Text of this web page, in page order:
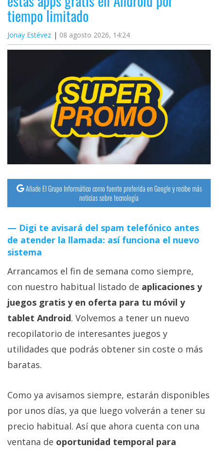
tiempo limitado
Jonay Estévez 08 agosto 2026, 14:24
Añade El Grupo Informático como fuente preferida en Google y recibe más
noticias sobre tecnología
Digi te avisará del spam telefónico antes
de atender la llamada: así funciona el nuevo
sistema
Arrancamos el fin de semana como siempre,
con nuestro habitual listado de aplicaciones y
juegos gratis y en oferta para tu móvil y
tablet Android. Volvemos a tener un nuevo
recopilatorio de interesantes juegos y
utilidades que podrás obtener sin coste o más
baratas.
Como ya avisamos siempre, estarán disponibles
por unos días, ya que luego volverán a tener su
precio habitual. Así que ahora cuenta con una
ventana de oportunidad temporal para